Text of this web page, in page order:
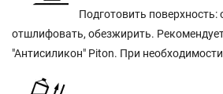
Подготовить поверхность:
отшлифовать, обезжирить.
"Антисиликон" Piton. При